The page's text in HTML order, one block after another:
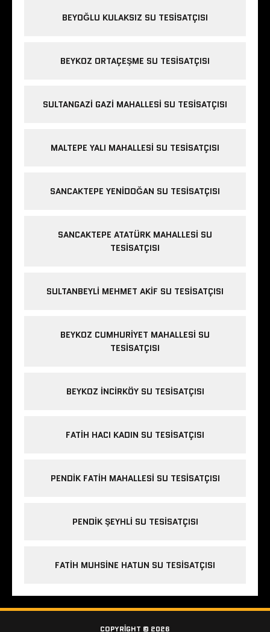
BEYOĞLU KULAKSIZ SU TESISATÇISI
BEYKOZ ORTAÇEŞME SU TESISATÇISI
SULTANGAZI GAZI MAHALLESI SU TESISATÇISI
MALTEPE YALI MAHALLESI SU TESISATÇISI
SANCAKTEPE YENIDOĞAN SU TESISATÇISI
SANCAKTEPE ATATÜRK MAHALLESI SU
TESISATÇISI
SULTANBEYLI MEHMET AKIF SU TESISATÇISI
BEYKOZ CUMHURIYET MAHALLESI SU
TESISATÇISI
BEYKOZ INCIRKÖY SU TESISATÇISI
FATIH HACI KADIN SU TESISATÇISI
PENDIK FATIH MAHALLESI SU TESISATÇISI
PENDIK ŞEYHLI SU TESISATÇISI
FATIH MUHSINE HATUN SU TESISATÇISI
COPYRIGHT © 2026